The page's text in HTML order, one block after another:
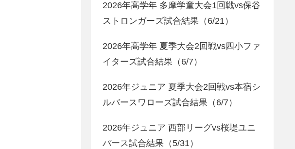
2026年高学年 多摩学童大会1回戦vs保谷
ストロンガーズ試合結果（6/21）
2026年高学年 夏季大会2回戦vs四小ファ
イターズ試合結果（6/7）
2026年ジュニア 夏季大会2回戦vs本宿シ
ルバースワローズ試合結果（6/7）
2026年ジュニア 西部リーグvs桜堤ユニ
バース試合結果（5/31）